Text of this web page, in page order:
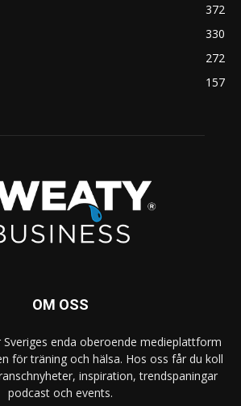
372
330
272
157
OM OSS
Sveriges enda oberoende medieplattform
för träning och hälsa. Hos oss får du koll
inspiration, trendspaningar
podcast och events.